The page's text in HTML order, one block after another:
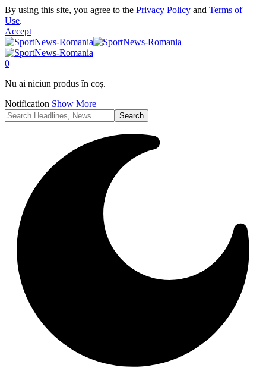
By using this site, you agree to the Privacy Policy and Terms of
Use.
Accept
0
Nu ai niciun produs în coș.
Notification Show More